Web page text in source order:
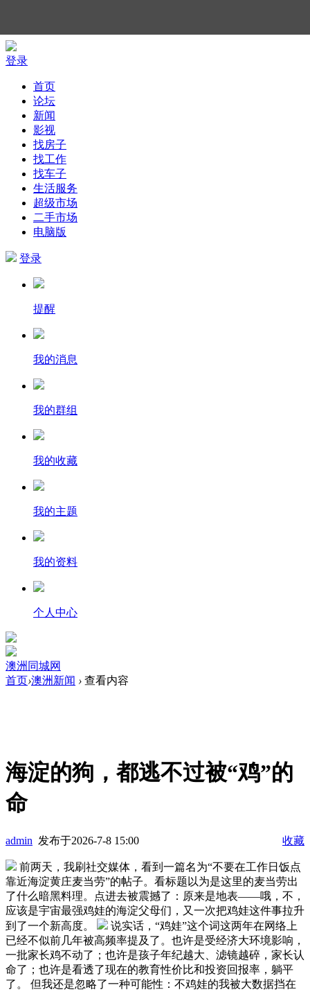
登录
首页
论坛
新闻
影视
找房子
找工作
找车子
生活服务
超级市场
二手市场
电脑版
登录
提醒
我的消息
我的群组
我的收藏
我的主题
我的资料
个人中心
澳洲同城网
首页›澳洲新闻 › 查看内容
海淀的狗，都逃不过被“鸡”的
命
admin 发布于2026-7-8 15:00 收藏
前两天，我刷社交媒体，看到一篇名为“不要在工作日饭点
靠近海淀黄庄麦当劳”的帖子。看标题以为是这里的麦当劳出
了什么暗黑料理。点进去被震撼了：原来是地表——哦，不，
应该是宇宙最强鸡娃的海淀父母们，又一次把鸡娃这件事拉升
到了一个新高度。
说实话，“鸡娃”这个词这两年在网络上
已经不似前几年被高频率提及了。也许是受经济大环境影响，
一批家长鸡不动了；也许是孩子年纪越大、滤镜越碎，家长认
命了；也许是看透了现在的教育性价比和投资回报率，躺平
了。 但我还是忽略了一种可能性：不鸡娃的我被大数据挡在